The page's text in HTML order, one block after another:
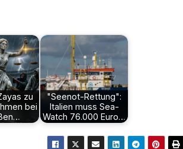
zu
bei
"Seenot-Rettung":
Italien muss Sea-
Watch 76.000 Euro…